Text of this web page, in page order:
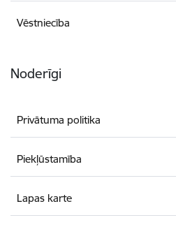
Vēstniecība
Noderīgi
Privātuma politika
Piekļūstamība
Lapas karte